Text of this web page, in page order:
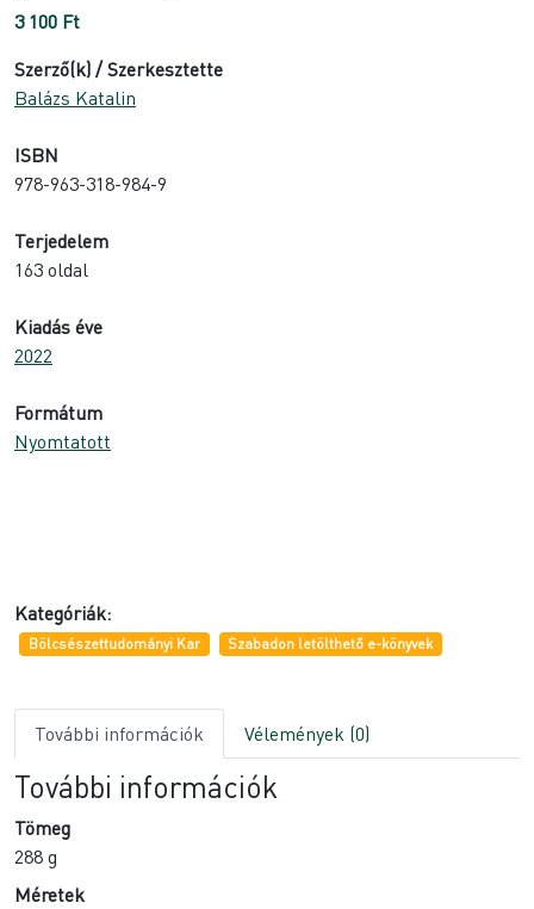
3 100 Ft
Szerző(k) / Szerkesztette
Balázs Katalin
ISBN
978-963-318-984-9
Terjedelem
163 oldal
Kiadás éve
2022
Formátum
Nyomtatott
Kategóriák:
Bölcsészettudományi Kar Szabadon letölthető e-könyvek
További információk Vélemények (0)
További információk
Tömeg
288 g
Méretek